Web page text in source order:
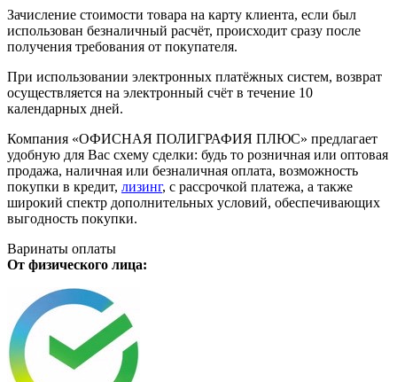
Зачисление стоимости товара на карту клиента, если был
использован безналичный расчёт, происходит сразу после
получения требования от покупателя.
При использовании электронных платёжных систем, возврат
осуществляется на электронный счёт в течение 10
календарных дней.
Компания «ОФИСНАЯ ПОЛИГРАФИЯ ПЛЮС» предлагает
удобную для Вас схему сделки: будь то розничная или оптовая
продажа, наличная или безналичная оплата, возможность
покупки в кредит, лизинг, с рассрочкой платежа, а также
широкий спектр дополнительных условий, обеспечивающих
выгодность покупки.
Варинаты оплаты
От физического лица: